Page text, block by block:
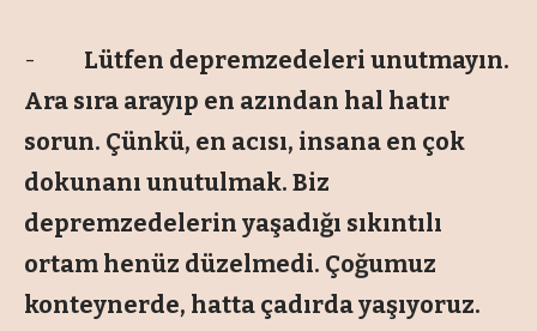
- Lütfen depremzedeleri unutmayın.
Ara sıra arayıp en azından hal hatır
sorun. Çünkü, en acısı, insana en çok
dokunanı unutulmak. Biz
depremzedelerin yaşadığı sıkıntılı
ortam henüz düzelmedi. Çoğumuz
konteynerde, hatta çadırda yaşıyoruz.